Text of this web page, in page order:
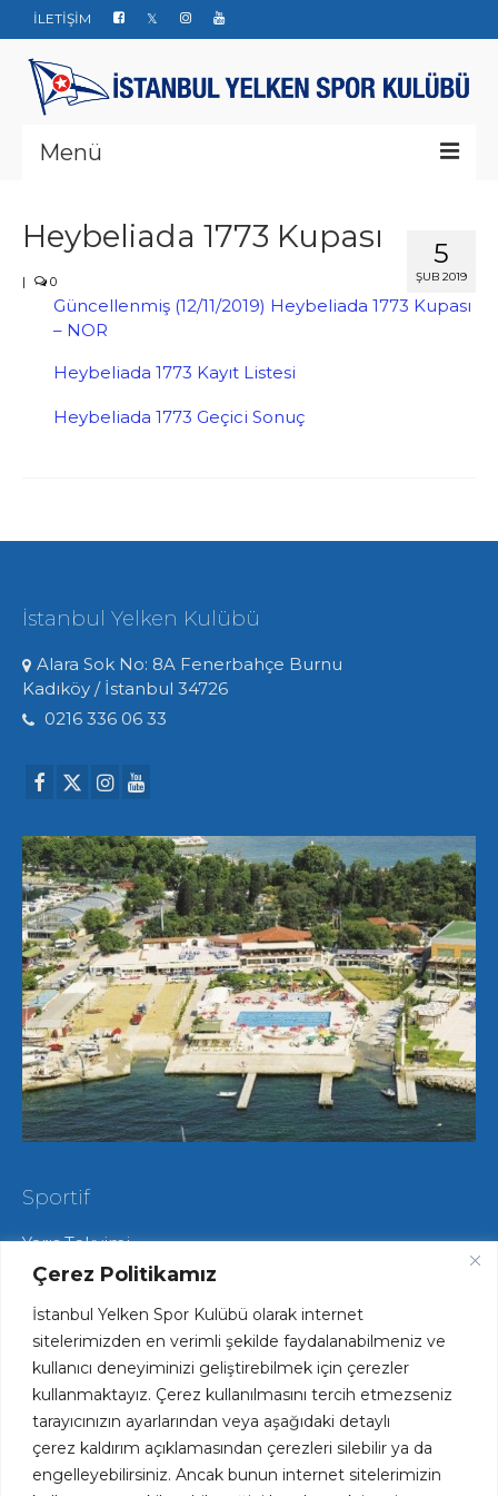
Çerez Politikamız
İstanbul Yelken Spor Kulübü olarak internet
sitelerimizden en verimli şekilde faydalanabilmeniz ve
kullanıcı deneyiminizi geliştirebilmek için çerezler
kullanmaktayız. Çerez kullanılmasını tercih etmezseniz
tarayıcınızın ayarlarından veya aşağıdaki detaylı
çerez kaldırım açıklamasından çerezleri silebilir ya da
engelleyebilirsiniz. Ancak bunun internet sitelerimizin
İLETİŞİM
Menü
Yarışlar
Haberler
5
ŞUB 2019
Heybeliada 1773 Kupası
| 0
Güncellenmiş (12/11/2019) Heybeliada 1773 Kupası
– NOR
Heybeliada 1773 Kayıt Listesi
Heybeliada 1773 Geçici Sonuç
İstanbul Yelken Kulübü
Alara Sok No: 8A Fenerbahçe Burnu
Kadıköy / İstanbul 34726
0216 336 06 33
Sportif
Yarış Takvimi
Hareketli Salma Yarışları
Yat Yarışları
Radyo Yelken Yarışları
Lisans ve Vize İşlemleri
Tekne Park ve Çekek Hizmetlerimiz
Hızlı Erişim
Haftalık Spesiyal Menü